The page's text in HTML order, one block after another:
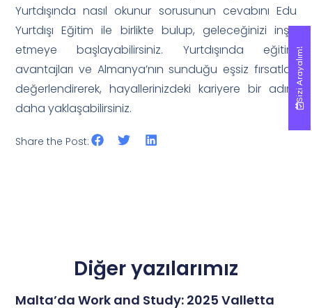
Yurtdışında nasıl okunur sorusunun cevabını Edu
Yurtdışı Eğitim ile birlikte bulup, geleceğinizi inşa
etmeye başlayabilirsiniz. Yurtdışında eğitim
avantajları ve Almanya’nın sunduğu eşsiz fırsatları
değerlendirerek, hayallerinizdeki kariyere bir adım
daha yaklaşabilirsiniz.
Share the Post:
Diğer yazılarımız
Malta’da Work and Study: 2025 Valletta
Sizi Arayalım!
Sizi Arayalım!